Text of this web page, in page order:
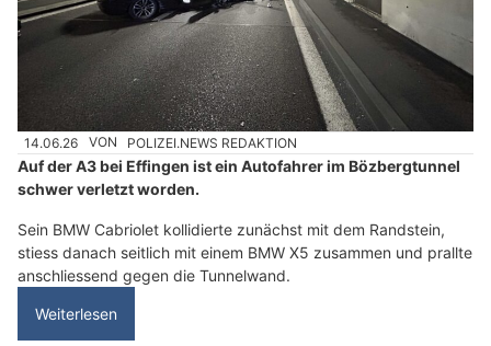
14.06.26 VON POLIZEI.NEWS REDAKTION
Auf der A3 bei Effingen ist ein Autofahrer im Bözbergtunnel
schwer verletzt worden.
Sein BMW Cabriolet kollidierte zunächst mit dem Randstein,
stiess danach seitlich mit einem BMW X5 zusammen und prallte
anschliessend gegen die Tunnelwand.
Weiterlesen